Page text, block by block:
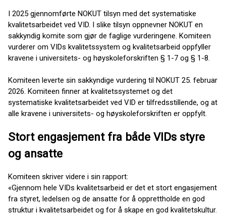
I 2025 gjennomførte NOKUT tilsyn med det systematiske
kvalitetsarbeidet ved VID. I slike tilsyn oppnevner NOKUT en
sakkyndig komite som gjør de faglige vurderingene. Komiteen
vurderer om VIDs kvalitetssystem og kvalitetsarbeid oppfyller
kravene i universitets- og høyskoleforskriften § 1-7 og § 1-8.
Komiteen leverte sin sakkyndige vurdering til NOKUT 25. februar
2026. Komiteen finner at kvalitetssystemet og det
systematiske kvalitetsarbeidet ved VID er tilfredsstillende, og at
alle kravene i universitets- og høyskoleforskriften er oppfylt.
Stort engasjement fra både VIDs styre
og ansatte
Komiteen skriver videre i sin rapport:
«Gjennom hele VIDs kvalitetsarbeid er det et stort engasjement
fra styret, ledelsen og de ansatte for å opprettholde en god
struktur i kvalitetsarbeidet og for å skape en god kvalitetskultur.